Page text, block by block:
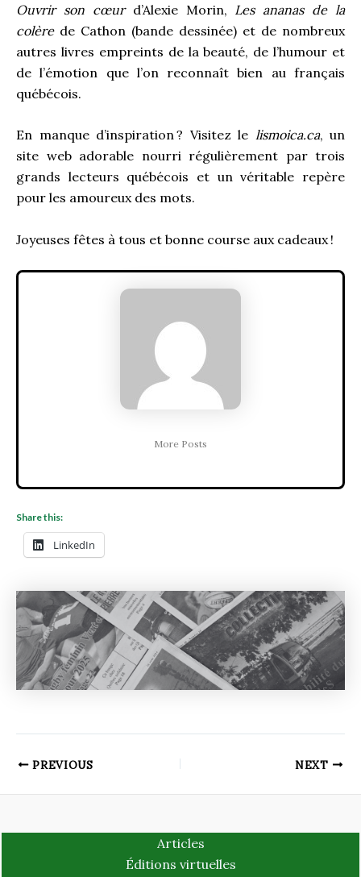
Ouvrir son cœurd’Alexie Morin, Les ananas de la
colèrede Cathon (bande dessinée) et de nombreux
autres livres empreints de la beauté, de l’humour et
de l’émotion que l’on reconnaît bien au français
québécois.
En manque d’inspiration? Visitez le lismoica.ca, un
site web adorable nourri régulièrement par trois
grands lecteurs québécois et un véritable repère
pour les amoureux des mots.
Joyeuses fêtes à tous et bonne course aux cadeaux !
More Posts
Share this:
LinkedIn
PREVIOUS NEXT
Articles
Éditions virtuelles